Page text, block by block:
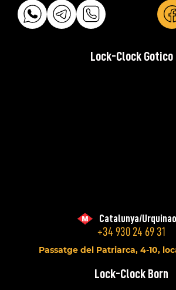
Lock-Clock Gotico
Catalunya/
+34 930 24 69 31
Passatge del Patriarca, 4-10,
Lock-Clock Born